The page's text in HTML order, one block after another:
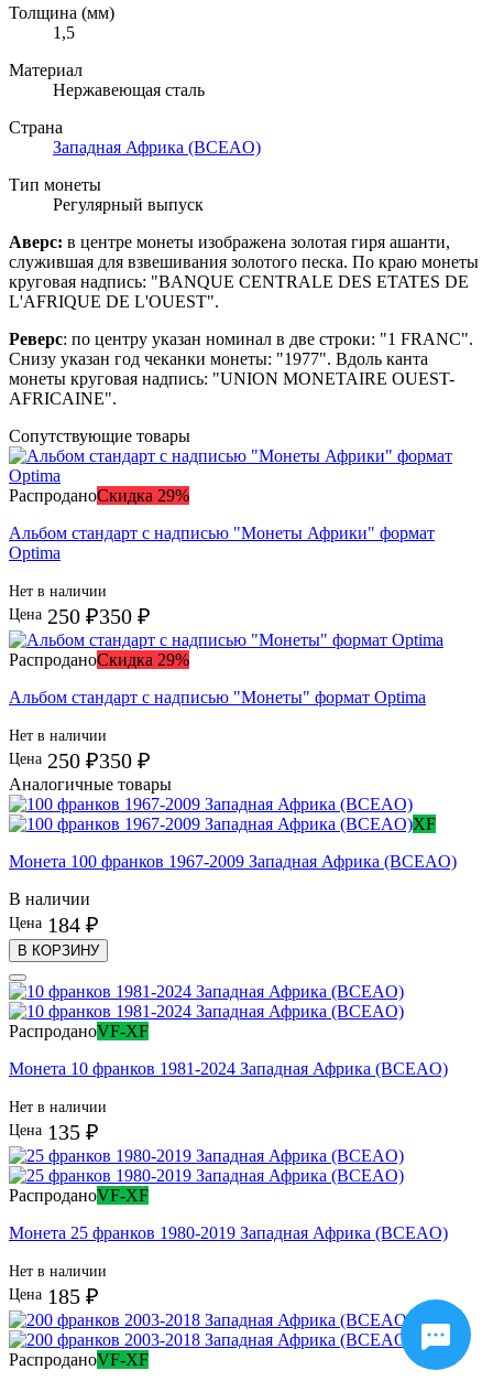
Толщина (мм)
1,5
Материал
Нержавеющая сталь
Страна
Западная Африка (BCEAO)
Тип монеты
Регулярный выпуск
Аверс: в центре монеты изображена золотая гиря ашанти,
служившая для взвешивания золотого песка. По краю монеты
круговая надпись: "BANQUE CENTRALE DES ETATES DE
L'AFRIQUE DE L'OUEST".
Реверс: по центру указан номинал в две строки: "1 FRANC".
Снизу указан год чеканки монеты: "1977". Вдоль канта
монеты круговая надпись: "UNION MONETAIRE OUEST-
AFRICAINE".
Сопутствующие товары
РаспроданоСкидка 29%
Альбом стандарт с надписью "Монеты Африки" формат
Optima
Нет в наличии
Цена 250 ₽350 ₽
РаспроданоСкидка 29%
Альбом стандарт с надписью "Монеты" формат Optima
Нет в наличии
Цена 250 ₽350 ₽
Аналогичные товары
XF
Монета 100 франков 1967-2009 Западная Африка (BCEAO)
В наличии
Цена 184 ₽
В КОРЗИНУ
РаспроданоVF-XF
Монета 10 франков 1981-2024 Западная Африка (BCEAO)
Нет в наличии
Цена 135 ₽
РаспроданоVF-XF
Монета 25 франков 1980-2019 Западная Африка (BCEAO)
Нет в наличии
Цена 185 ₽
РаспроданоVF-XF